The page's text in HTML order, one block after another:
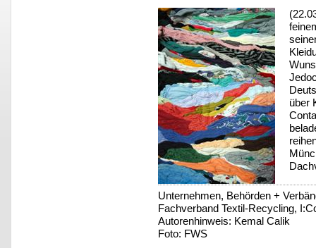
über
Unternehmen, Behörden +
Fachverband Textil-Recycling,
Autorenhinweis: Kemal Calik
Foto: FWS